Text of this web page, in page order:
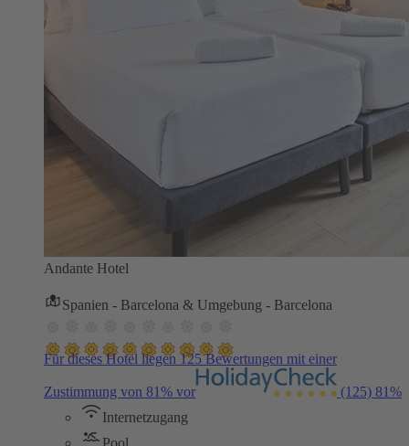
Andante Hotel
Spanien - Barcelona & Umgebung - Barcelona
Für dieses Hotel liegen 125 Bewertungen mit einer
Zustimmung von 81% vor (125) 81%
Internetzugang